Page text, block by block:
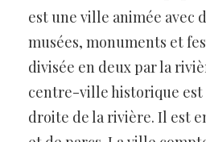
est une ville animée avec
musées, monuments et
divisée en deux par la
centre-ville historique est
droite de la rivière. Il est